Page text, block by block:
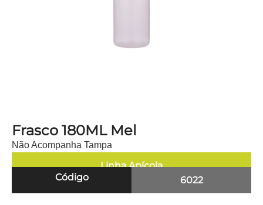
Frasco 180ML Mel
Não Acompanha Tampa
Linha Apícola
Código
6022